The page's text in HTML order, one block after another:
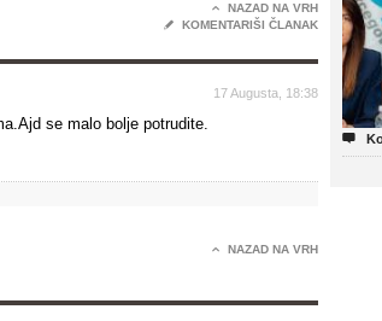

NAZAD NA VRH
✎
KOMENTARIŠI ČLANAK
17 Augusta, 18:38
se malo bolje potrudite.
 NAZAD NA VRH
